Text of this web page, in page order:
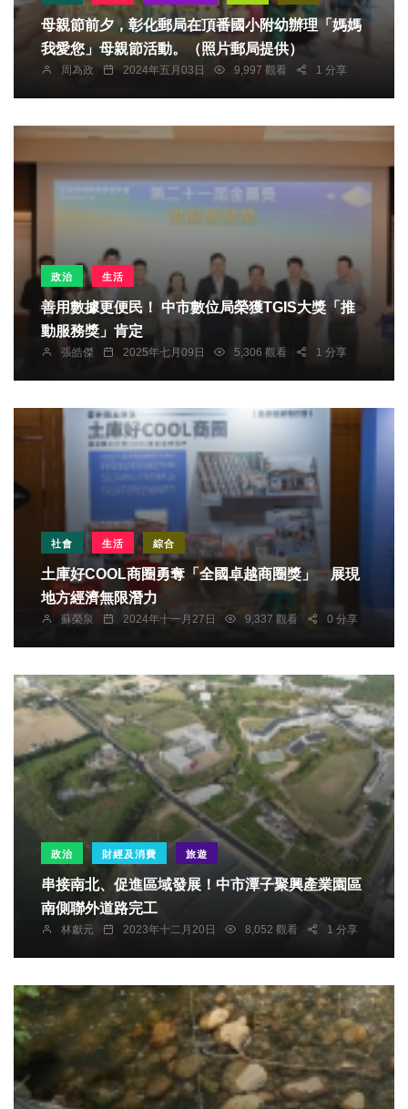
母親節前夕，彰化郵局在頂番國小附幼辦理「媽媽
我愛您」母親節活動。（照片郵局提供）
周為政 2024年五月03日 9,997 觀看 1 分享
政治 生活
善用數據更便民！ 中市數位局榮獲TGIS大獎「推
動服務獎」肯定
張皓傑 2025年七月09日 5,306 觀看 1 分享
社會 生活 綜合
土庫好COOL商圈勇奪「全國卓越商圈獎」 展現
地方經濟無限潛力
蘇榮泉 2024年十一月27日 9,337 觀看 0 分享
政治 財經及消費 旅遊
串接南北、促進區域發展！中市潭子聚興產業園區
南側聯外道路完工
林獻元 2023年十二月20日 8,052 觀看 1 分享